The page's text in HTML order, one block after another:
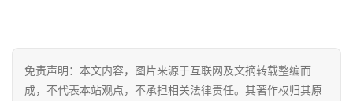
免责声明：本文内容，图片来源于互联网及文摘转载整编而
成，不代表本站观点，不承担相关法律责任。其著作权归其原